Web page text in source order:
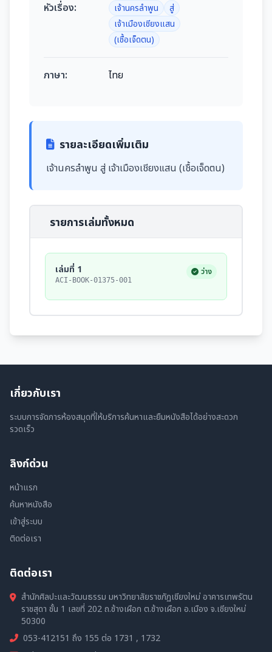
หัวเรื่อง: เจ้านครลำพูน
สู่
เจ้าเมืองเชียงแสน
(เชื้อเจ็ดตน)
ภาษา: ไทย
รายละเอียดเพิ่มเติม
เจ้านครลำพูน สู่ เจ้าเมืองเชียงแสน (เชื้อเจ็ดตน)
รายการเล่มทั้งหมด
เล่มที่ 1
ACI-BOOK-01375-001
ว่าง
เกี่ยวกับเรา
ระบบการจัดการห้องสมุดที่ให้บริการค้นหาและยืมหนังสือได้อย่างสะดวก
รวดเร็ว
ลิงก์ด่วน
หน้าแรก
ค้นหาหนังสือ
เข้าสู่ระบบ
ติดต่อเรา
ติดต่อเรา
สำนักศิลปะและวัฒนธรรม มหาวิทยาลัยราชภัฏเชียงใหม่ อาคารเทพรัตน
ราชสุดา ชั้น 1 เลขที่ 202 ถ.ช้างเผือก ต.ช้างเผือก อ.เมือง จ.เชียงใหม่
50300
053-412151 ถึง 155 ต่อ 1731 , 1732